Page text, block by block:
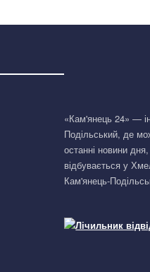
«Кам'янець 24» —
Подільський, де
останні новини
відбувається у
Кам'янець-